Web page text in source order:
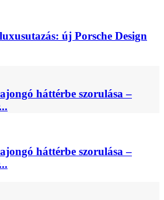
új Porsche Design
háttérbe szorulása –
háttérbe szorulása –